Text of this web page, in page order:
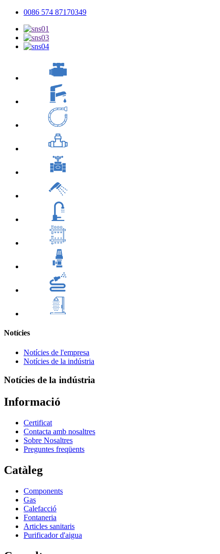
0086 574 87170349
Notícies
Notícies de l'empresa
Notícies de la indústria
Notícies de la indústria
Informació
Certificat
Contacta amb nosaltres
Sobre Nosaltres
Preguntes freqüents
Catàleg
Components
Gas
Calefacció
Fontaneria
Articles sanitaris
Purificador d'aigua